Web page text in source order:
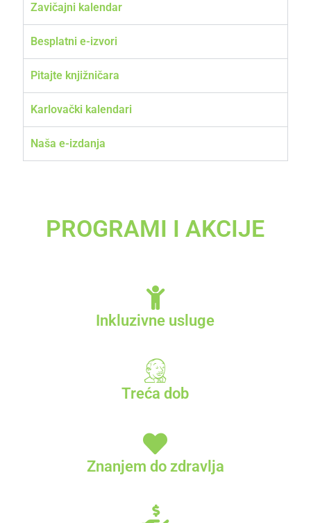
Zavičajni kalendar
Besplatni e-izvori
Pitajte knjižničara
Karlovački kalendari
Naša e-izdanja
PROGRAMI I AKCIJE
Inkluzivne usluge
Treća dob
Znanjem do zdravlja